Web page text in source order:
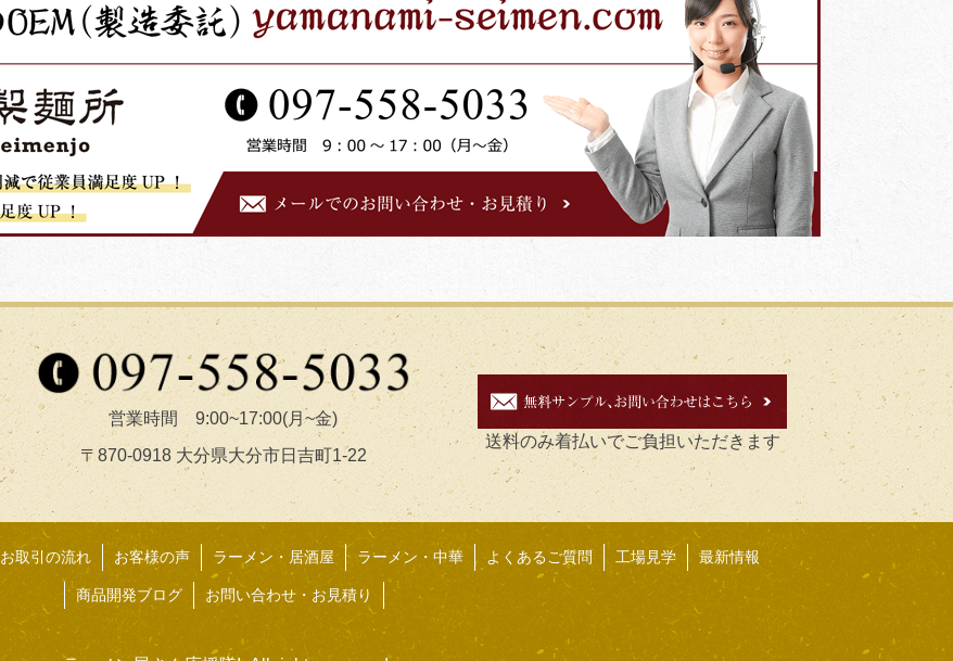
営業時間 9:00~17:00(月~金)
〒870-0918 大分県大分市日吉町1-22
送料のみ着払いでご負担いただきます
お取引の流れ お客様の声 ラーメン・居酒屋 ラーメン・中華 よくあるご質問 工場見学 最新情報
商品開発ブログ お問い合わせ・お見積り